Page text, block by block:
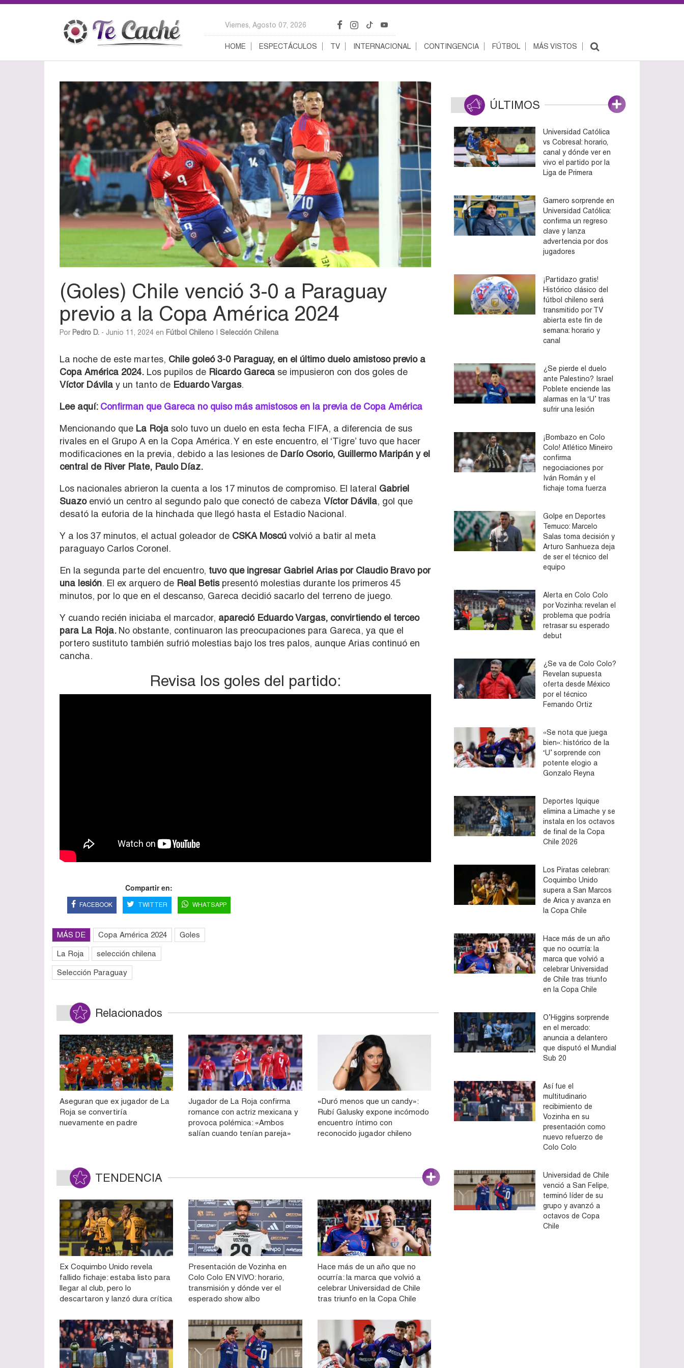
Viernes, Agosto 07, 2026
HOME ESPECTÁCULOS TV INTERNACIONAL CONTINGENCIA FÚTBOL MÁS VISTOS
(Goles) Chile venció 3-0 a Paraguay
previo a la Copa América 2024
Por Pedro D. - Junio 11, 2024 en Fútbol Chileno Selección Chilena
La noche de este martes, Chile goleó 3-0 Paraguay, en el último duelo amistoso previo a
Copa América 2024. Los pupilos de Ricardo Gareca se impusieron con dos goles de
Víctor Dávila y un tanto de Eduardo Vargas.
Lee aquí: Confirman que Gareca no quiso más amistosos en la previa de Copa América
Mencionando que La Roja solo tuvo un duelo en esta fecha FIFA, a diferencia de sus
rivales en el Grupo A en la Copa América. Y en este encuentro, el ‘Tigre’ tuvo que hacer
modificaciones en la previa, debido a las lesiones de Darío Osorio, Guillermo Maripán y el
central de River Plate, Paulo Díaz.
Los nacionales abrieron la cuenta a los 17 minutos de compromiso. El lateral Gabriel
Suazoenvió un centro al segundo palo que conectó de cabeza Víctor Dávila, gol que
desató la euforia de la hinchada que llegó hasta el Estadio Nacional.
Y a los 37 minutos, el actual goleador de CSKA Moscú volvió a batir al meta
paraguayo Carlos Coronel.
En la segunda parte del encuentro, tuvo que ingresar Gabriel Arias por Claudio Bravo por
una lesión. El ex arquero de Real Betispresentó molestias durante los primeros 45
minutos, por lo que en el descanso, Gareca decidió sacarlo del terreno de juego.
Y cuando recién iniciaba el marcador, apareció Eduardo Vargas, convirtiendo el terceo
para La Roja. No obstante, continuaron las preocupaciones para Gareca, ya que el
portero sustituto también sufrió molestias bajo los tres palos, aunque Arias continuó en
cancha.
Revisa los goles del partido:
Compartir en:
FACEBOOK TWITTER WHATSAPP
MÁS DE Copa América 2024 Goles
La Roja selección chilena
Selección Paraguay
Relacionados
Aseguran que ex jugador de La
Roja se convertiría
nuevamente en padre
Jugador de La Roja confirma
romance con actriz mexicana y
provoca polémica: «Ambos
salían cuando tenían pareja»
«Duró menos que un candy»:
Rubí Galusky expone incómodo
encuentro íntimo con
reconocido jugador chileno
TENDENCIA
Ex Coquimbo Unido revela
fallido fichaje: estaba listo para
llegar al club, pero lo
descartaron y lanzó dura crítica
Presentación de Vozinha en
Colo Colo EN VIVO: horario,
transmisión y dónde ver el
esperado show albo
Hace más de un año que no
ocurría: la marca que volvió a
celebrar Universidad de Chile
tras triunfo en la Copa Chile
ÚLTIMOS
Universidad Católica
vs Cobresal: horario,
canal y dónde ver en
vivo el partido por la
Liga de Primera
Garnero sorprende en
Universidad Católica:
confirma un regreso
clave y lanza
advertencia por dos
jugadores
¡Partidazo gratis!
Histórico clásico del
fútbol chileno será
transmitido por TV
abierta este fin de
semana: horario y
canal
¿Se pierde el duelo
ante Palestino? Israel
Poblete enciende las
alarmas en la ‘U’ tras
sufrir una lesión
¡Bombazo en Colo
Colo! Atlético Mineiro
confirma
negociaciones por
Iván Román y el
fichaje toma fuerza
Golpe en Deportes
Temuco: Marcelo
Salas toma decisión y
Arturo Sanhueza deja
de ser el técnico del
equipo
Alerta en Colo Colo
por Vozinha: revelan el
problema que podría
retrasar su esperado
debut
¿Se va de Colo Colo?
Revelan supuesta
oferta desde México
por el técnico
Fernando Ortiz
«Se nota que juega
bien»: histórico de la
‘U’ sorprende con
potente elogio a
Gonzalo Reyna
Deportes Iquique
elimina a Limache y se
instala en los octavos
de final de la Copa
Chile 2026
Los Piratas celebran:
Coquimbo Unido
supera a San Marcos
de Arica y avanza en
la Copa Chile
Hace más de un año
que no ocurría: la
marca que volvió a
celebrar Universidad
de Chile tras triunfo
en la Copa Chile
O’Higgins sorprende
en el mercado:
anuncia a delantero
que disputó el Mundial
Sub 20
Así fue el
multitudinario
recibimiento de
Vozinha en su
presentación como
nuevo refuerzo de
Colo Colo
Universidad de Chile
venció a San Felipe,
terminó líder de su
grupo y avanzó a
octavos de Copa
Chile